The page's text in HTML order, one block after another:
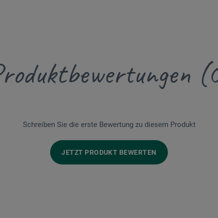
Schreiben Sie die erste Bewertung zu diesem Produkt
JETZT PRODUKT BEWERTEN